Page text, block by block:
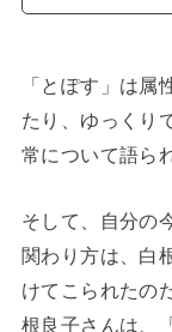
「とぽす」は
たり、ゆっくり
常について語ら
そして、自分の
関わり方は、白
けてこられたの
根良子さんは、